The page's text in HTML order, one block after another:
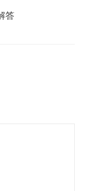
答